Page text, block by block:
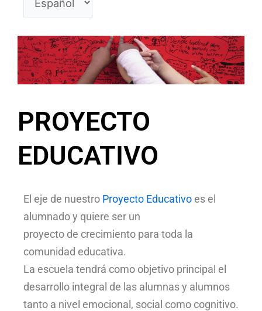
PROYECTO
EDUCATIVO
El eje de nuestro Proyecto Educativo es el
alumnado y quiere ser un
proyecto de crecimiento para toda la
comunidad educativa.
La escuela tendrá como objetivo principal el
desarrollo integral de las alumnas y alumnos
tanto a nivel emocional, social como cognitivo.